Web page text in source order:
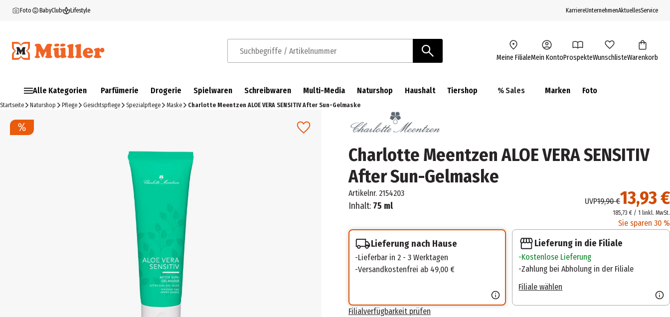
Foto BabyClub Lifestyle KarriereUnternehmenAktuellesService
Suchbegriffe / Artikelnummer Meine FilialeMein KontoProspekteWunschlisteWarenkorb
Alle Kategorien Parfümerie Drogerie Spielwaren Schreibwaren Multi-Media Naturshop Haushalt Tiershop % Sales Marken Foto
Startseite Naturshop Pflege Gesichtspflege Spezialpflege Maske Charlotte Meentzen ALOE VERA SENSITIV After Sun-Gelmaske
Charlotte Meentzen ALOE VERA SENSITIV
After Sun-Gelmaske
Artikelnr. 2154203
Inhalt: 75 ml 13,93 €
UVP19,90 €
185,73 € / 1 linkl. MwSt.
Sie sparen 30 %
Lieferung nach Hause
Lieferbar in 2 - 3 Werktagen
Versandkostenfrei ab 49,00 €
Lieferung in die Filiale
Kostenlose Lieferung
Zahlung bei Abholung in der Filiale
Filiale wählen
Filialverfügbarkeit prüfen